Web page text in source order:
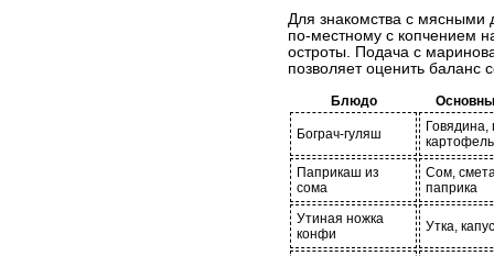
Для знакомства с мясными
по-местному с копчением
остроты. Подача с
позволяет оценить баланс
Блюдо
Бограч-гуляш
Говядина,
картофель
Паприкаш из
сома
Сом,
паприка
Утиная ножка
конфи
Утка,